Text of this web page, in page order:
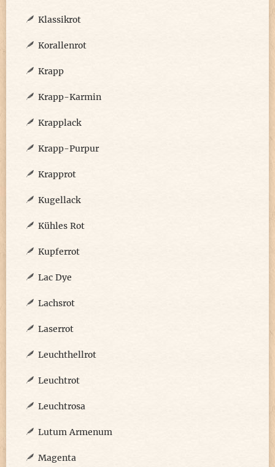
Klassikrot
Korallenrot
Krapp
Krapp-Karmin
Krapplack
Krapp-Purpur
Krapprot
Kugellack
Kühles Rot
Kupferrot
Lac Dye
Lachsrot
Laserrot
Leuchthellrot
Leuchtrot
Leuchtrosa
Lutum Armenum
Magenta